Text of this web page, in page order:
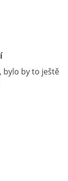
bylo by to ještě